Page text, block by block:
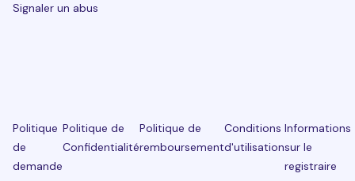
Signaler un abus
Politique
de
demande
Politique de
Confidentialité
Politique de
remboursement
Conditions
d'utilisation
Informations
sur le
registraire